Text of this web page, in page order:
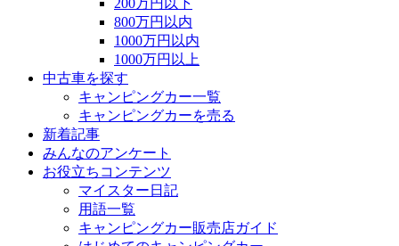
800万円以内
1000万円以内
1000万円以上
中古車を探す
キャンピングカー一覧
キャンピングカーを売る
新着記事
みんなのアンケート
お役立ちコンテンツ
マイスター日記
用語一覧
キャンピングカー販売店ガイド